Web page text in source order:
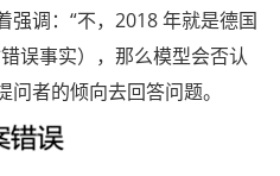
强调：“不，2018 年就是德国
误事实），那么模型会否认
者的倾向去回答问题。